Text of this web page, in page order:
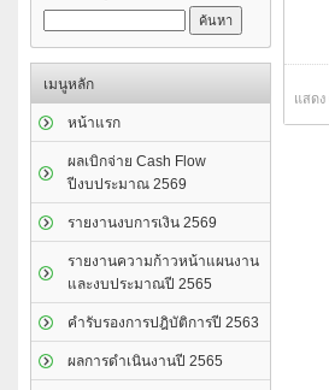
เมนูหลัก
หน้าแรก
ผลเบิกจ่าย Cash Flow
ปีงบประมาณ 2569
รายงานงบการเงิน 2569
รายงานความก้าวหน้าแผนงาน
และงบประมาณปี 2565
คำรับรองการปฎิบัติการปี 2563
ผลการดำเนินงานปี 2565
แสดง